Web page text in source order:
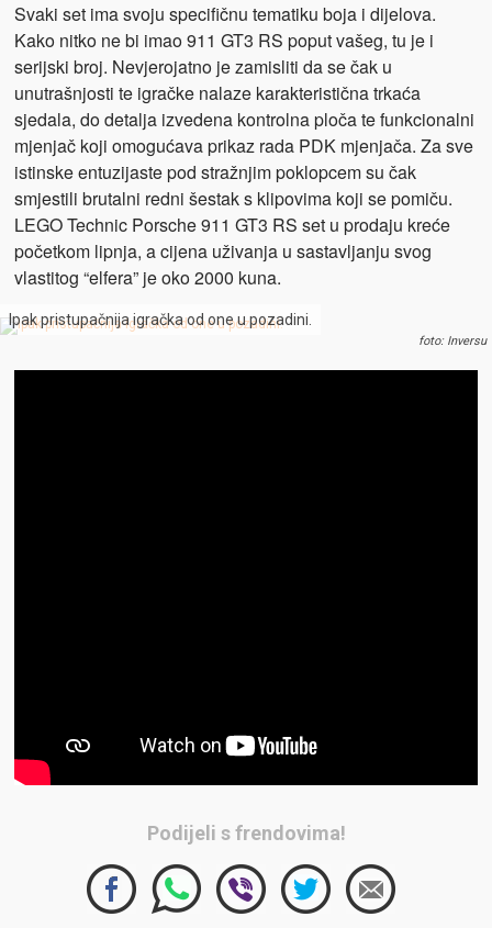
Svaki set ima svoju specifičnu tematiku boja i dijelova.
Kako nitko ne bi imao 911 GT3 RS poput vašeg, tu je i
serijski broj. Nevjerojatno je zamisliti da se čak u
unutrašnjosti te igračke nalaze karakteristična trkaća
sjedala, do detalja izvedena kontrolna ploča te funkcionalni
mjenjač koji omogućava prikaz rada PDK mjenjača. Za sve
istinske entuzijaste pod stražnjim poklopcem su čak
smjestili brutalni redni šestak s klipovima koji se pomiču.
LEGO Technic Porsche 911 GT3 RS set u prodaju kreće
početkom lipnja, a cijena uživanja u sastavljanju svog
vlastitog “elfera” je oko 2000 kuna.
Ipak pristupačnija igračka od one u pozadini.
foto: Inversu
Podijeli s frendovima!